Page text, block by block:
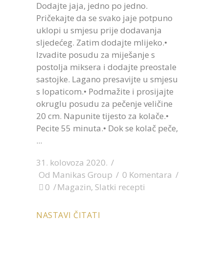
Dodajte jaja, jedno po jedno.
Pričekajte da se svako jaje potpuno
uklopi u smjesu prije dodavanja
sljedećeg. Zatim dodajte mlijeko.•
Izvadite posudu za miješanje s
postolja miksera i dodajte preostale
sastojke. Lagano presavijte u smjesu
s lopaticom.• Podmažite i prosijajte
okruglu posudu za pečenje veličine
20 cm. Napunite tijesto za kolače.•
Pecite 55 minuta.• Dok se kolač peče,
31. kolovoza 2020.
Od Manikas Group
0 Komentara
0
Magazin, Slatki recepti
NASTAVI ČITATI